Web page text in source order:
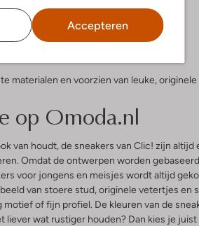
Accepteren
sneakers
€ 79,99
en voorzien van leuke,
op Omoda.nl
van houdt, de sneakers van Clic! zijn
Omdat de ontwerpen worden
voor jongens en meisjes wordt altijd
van stoere stud, originele vetertjes en
of fijn profiel. De kleuren van de
wat rustiger houden? Dan kies je